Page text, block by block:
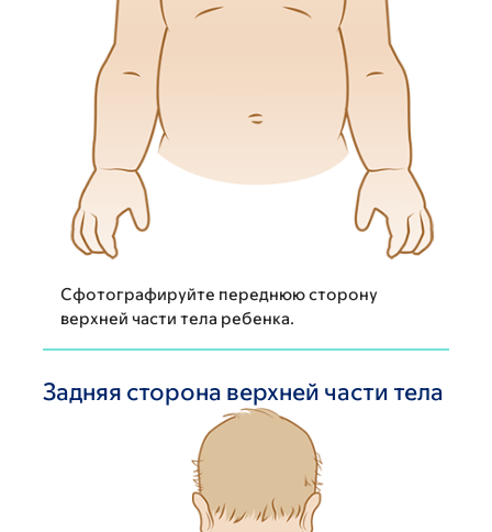
Сфотографируйте переднюю сторону
верхней части тела ребенка.
Задняя сторона верхней части тела